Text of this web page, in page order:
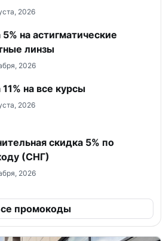
2026
на астигматические
линзы
2026
на все курсы
2026
скидка 5% по
(СНГ)
2026
промокоды